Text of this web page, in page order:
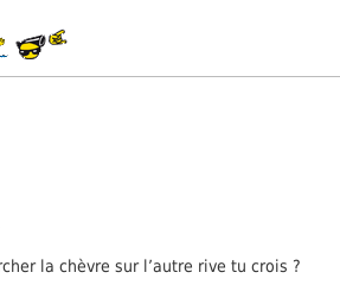
la chèvre sur l’autre rive tu crois ?